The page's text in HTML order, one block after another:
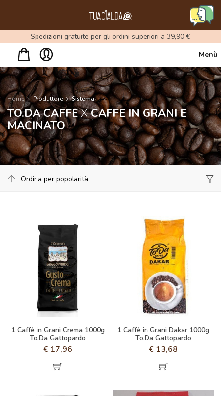
Spedizioni gratuite per gli ordini superiori a 39,90 €
Menù
Home Produttore Sistema
TO.DA CAFFEXCAFFE IN GRANI E
MACINATO
1 Caffè in Grani Crema 1000g
To.Da Gattopardo
€ 17,96
1 Caffè in Grani Dakar 1000g
To.Da Gattopardo
€ 13,68